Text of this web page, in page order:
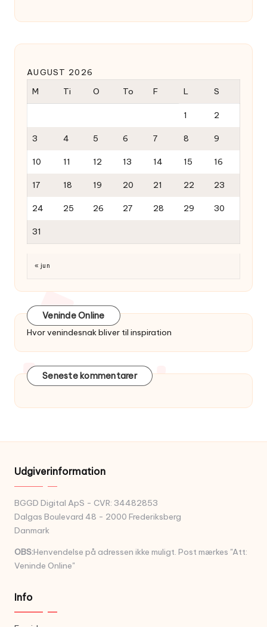
AUGUST 2026
M
Ti O To F L S
1 2
3 4 5 6 7 8 9
10 11 12 13 14 15 16
17 18 19 20 21 22 23
24 25 26 27 28 29 30
31
« jun
Veninde Online
Hvor venindesnak bliver til inspiration
Seneste kommentarer
Udgiverinformation
BGGD Digital ApS - CVR: 34482853
Dalgas Boulevard 48 - 2000 Frederiksberg
Danmark
OBS:Henvendelse på adressen ikke muligt. Post mærkes "Att:
Veninde Online"
Info